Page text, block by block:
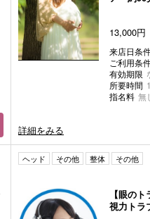
13,000円
来店日条
ご利用条
有効期限
所要時間
指名料 無
詳細をみる
ヘッド その他 整体 その他
【眼の
視力トラ